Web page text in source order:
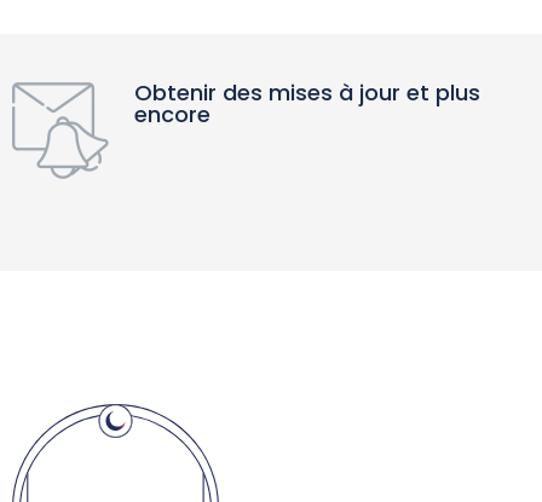
Obtenir des mises à jour et plus
encore